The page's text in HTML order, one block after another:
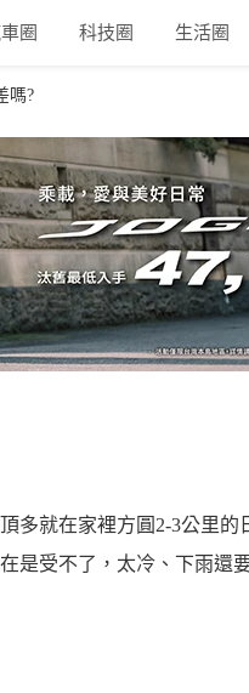
圈 科技圈 生活圈
嗎?
多就在家裡方圓2-3公里的
是受不了，太冷、下雨還